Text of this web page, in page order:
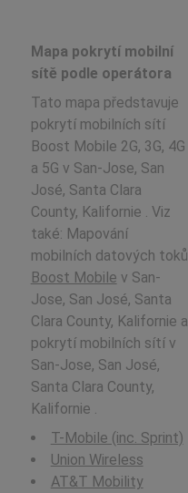
Mapa pokrytí mobilní
sítě podle operátora
Tato mapa představuje
pokrytí mobilních sítí
Boost Mobile 2G, 3G, 4G
a 5G v San-Jose, San
José, Santa Clara
County, Kalifornie . Viz
také: Mapování
mobilních datových toků
Boost Mobile v San-
Jose, San José, Santa
Clara County, Kalifornie a
pokrytí mobilních sítí v
San-Jose, San José,
Santa Clara County,
Kalifornie .
T-Mobile (inc. Sprint)
Union Wireless
AT&T Mobility